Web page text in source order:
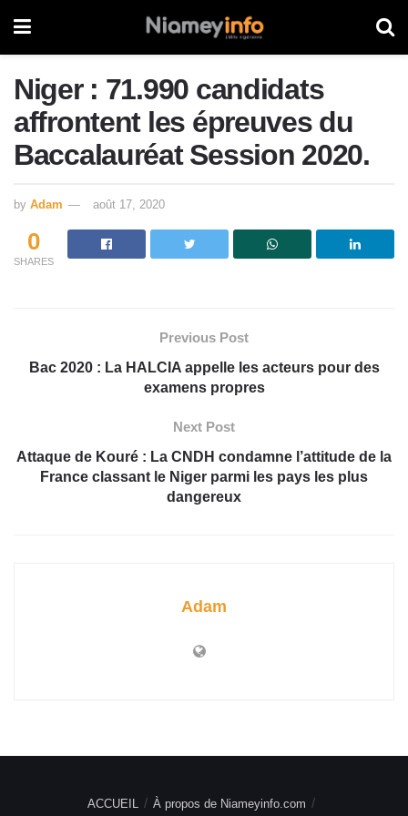
Niger : 71.990 candidats
affrontent les épreuves du
Baccalauréat Session 2020.
by Adam août 17, 2020
0
SHARES
Previous Post
Bac 2020 : La HALCIA appelle les acteurs pour des
examens propres
Next Post
Attaque de Kouré : La CNDH condamne l’attitude de la
France classant le Niger parmi les pays les plus
dangereux
Adam
ACCUEIL À propos de Niameyinfo.com